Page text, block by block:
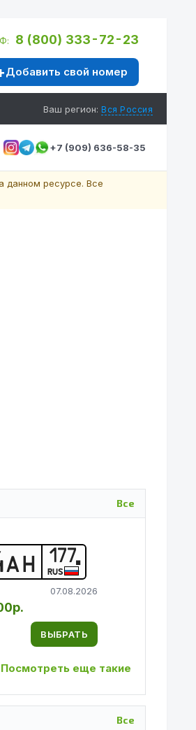
8 (800) 333-72-23
Добавить свой номер
Ваш регион: Вся Россия
+7 (909) 636-58-35
данном ресурсе. Все
Все
А Н 177
RUS
07.08.2026
ВЫБРАТЬ
Посмотреть еще такие
Все